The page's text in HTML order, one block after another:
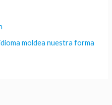
moldea nuestra forma